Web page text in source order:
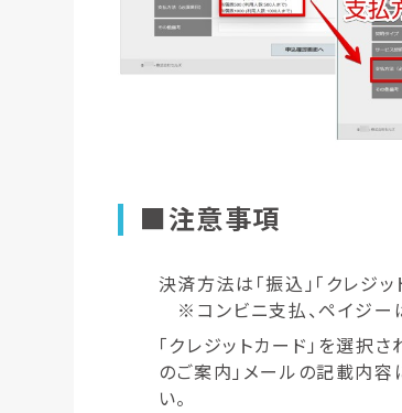
■注意事項
決済方法は「振込」「クレジ
※コンビニ支払、ペイジー
「クレジットカード」を選択
のご案内」メールの記載内容
い。